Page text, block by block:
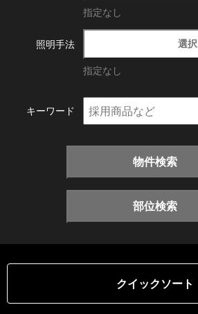
指定なし
照明手法 選択
指定なし
キーワード
物件検索
部位検索
クイックソート